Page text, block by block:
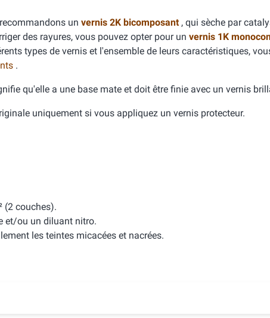
un vernis 2K bicomposant , qui sèche par
des rayures, vous pouvez opter pour un vernis 1K
types de vernis et l'ensemble de leurs caractéristiques,
.
qu'elle a une base mate et doit être finie avec un vernis
uniquement si vous appliquez un vernis protecteur.
(2 couches).
et/ou un diluant nitro.
les teintes micacées et nacrées.